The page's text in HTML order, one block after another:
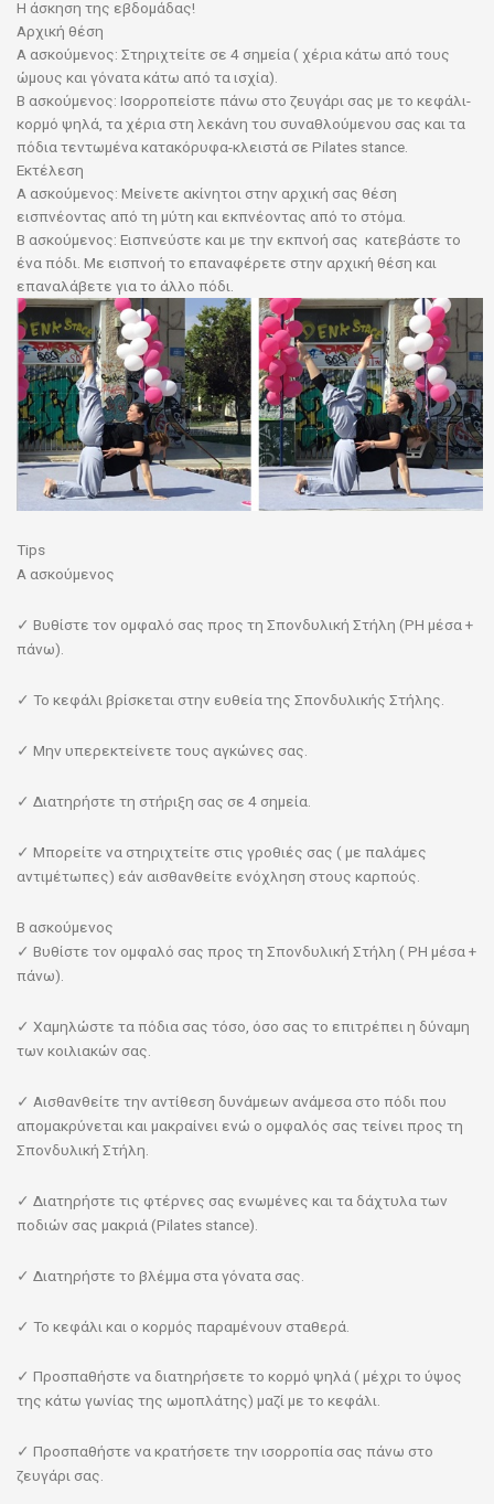
Η άσκηση της εβδομάδας!
Αρχική θέση
Α ασκούμενος: Στηριχτείτε σε 4 σημεία ( χέρια κάτω από τους
ώμους και γόνατα κάτω από τα ισχία).
Β ασκούμενος: Ισορροπείστε πάνω στο ζευγάρι σας με το κεφάλι-
κορμό ψηλά, τα χέρια στη λεκάνη του συναθλούμενου σας και τα
πόδια τεντωμένα κατακόρυφα-κλειστά σε Pilates stance.
Εκτέλεση
Α ασκούμενος: Μείνετε ακίνητοι στην αρχική σας θέση
εισπνέοντας από τη μύτη και εκπνέοντας από το στόμα.
Β ασκούμενος: Εισπνεύστε και με την εκπνοή σας κατεβάστε το
ένα πόδι. Με εισπνοή το επαναφέρετε στην αρχική θέση και
επαναλάβετε για το άλλο πόδι.
Tips
Α ασκούμενος
✓ Βυθίστε τον ομφαλό σας προς τη Σπονδυλική Στήλη (PH μέσα +
πάνω).
✓ Το κεφάλι βρίσκεται στην ευθεία της Σπονδυλικής Στήλης.
✓ Μην υπερεκτείνετε τους αγκώνες σας.
✓ Διατηρήστε τη στήριξη σας σε 4 σημεία.
✓ Μπορείτε να στηριχτείτε στις γροθιές σας ( με παλάμες
αντιμέτωπες) εάν αισθανθείτε ενόχληση στους καρπούς.
Β ασκούμενος
✓ Βυθίστε τον ομφαλό σας προς τη Σπονδυλική Στήλη ( PH μέσα +
πάνω).
✓ Χαμηλώστε τα πόδια σας τόσο, όσο σας το επιτρέπει η δύναμη
των κοιλιακών σας.
✓ Αισθανθείτε την αντίθεση δυνάμεων ανάμεσα στο πόδι που
απομακρύνεται και μακραίνει ενώ ο ομφαλός σας τείνει προς τη
Σπονδυλική Στήλη.
✓ Διατηρήστε τις φτέρνες σας ενωμένες και τα δάχτυλα των
ποδιών σας μακριά (Pilates stance).
✓ Διατηρήστε το βλέμμα στα γόνατα σας.
✓ Το κεφάλι και ο κορμός παραμένουν σταθερά.
✓ Προσπαθήστε να διατηρήσετε το κορμό ψηλά ( μέχρι το ύψος
της κάτω γωνίας της ωμοπλάτης) μαζί με το κεφάλι.
✓ Προσπαθήστε να κρατήσετε την ισορροπία σας πάνω στο
ζευγάρι σας.